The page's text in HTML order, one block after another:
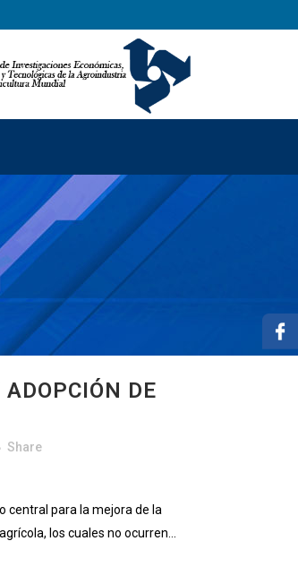
DE
Share
para la mejora de la
los cuales no ocurren...